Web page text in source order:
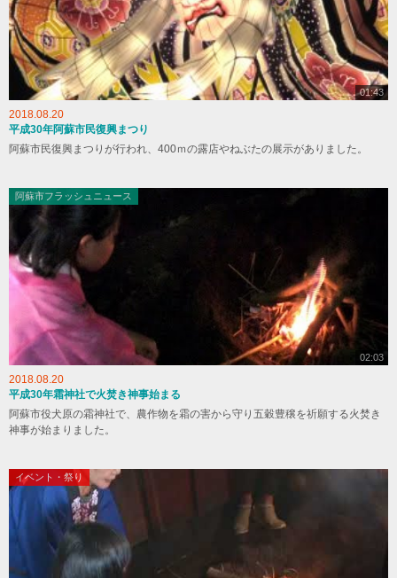
01:43
2018.08.20
平成30年阿蘇市民復興まつり
阿蘇市民復興まつりが行われ、400ｍの露店やねぶたの展示がありました。
阿蘇市フラッシュニュース
02:03
2018.08.20
平成30年霜神社で火焚き神事始まる
阿蘇市役犬原の霜神社で、農作物を霜の害から守り五穀豊穣を祈願する火焚き
神事が始まりました。
イベント・祭り